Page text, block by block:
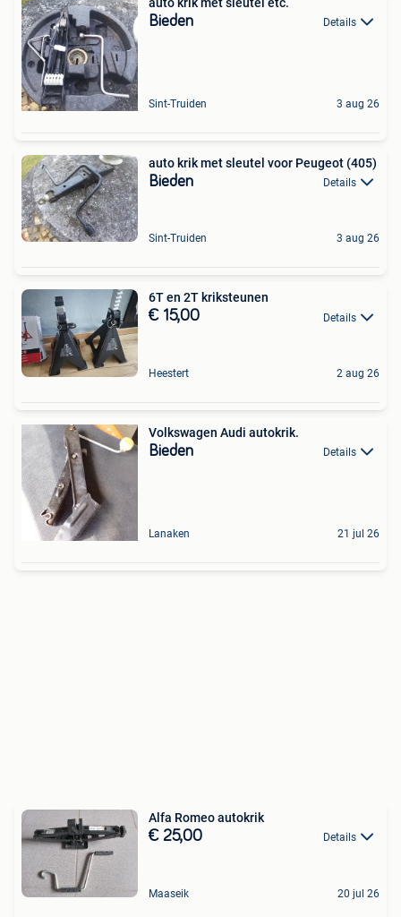
Bieden Details
Sint-Truiden 3 aug 26
auto krik met sleutel voor Peugeot (405)
Bieden Details
Sint-Truiden 3 aug 26
6T en 2T kriksteunen
€ 15,00 Details
Heestert 2 aug 26
Volkswagen Audi autokrik.
Bieden Details
Lanaken 21 jul 26
Alfa Romeo autokrik
€ 25,00 Details
Maaseik 20 jul 26